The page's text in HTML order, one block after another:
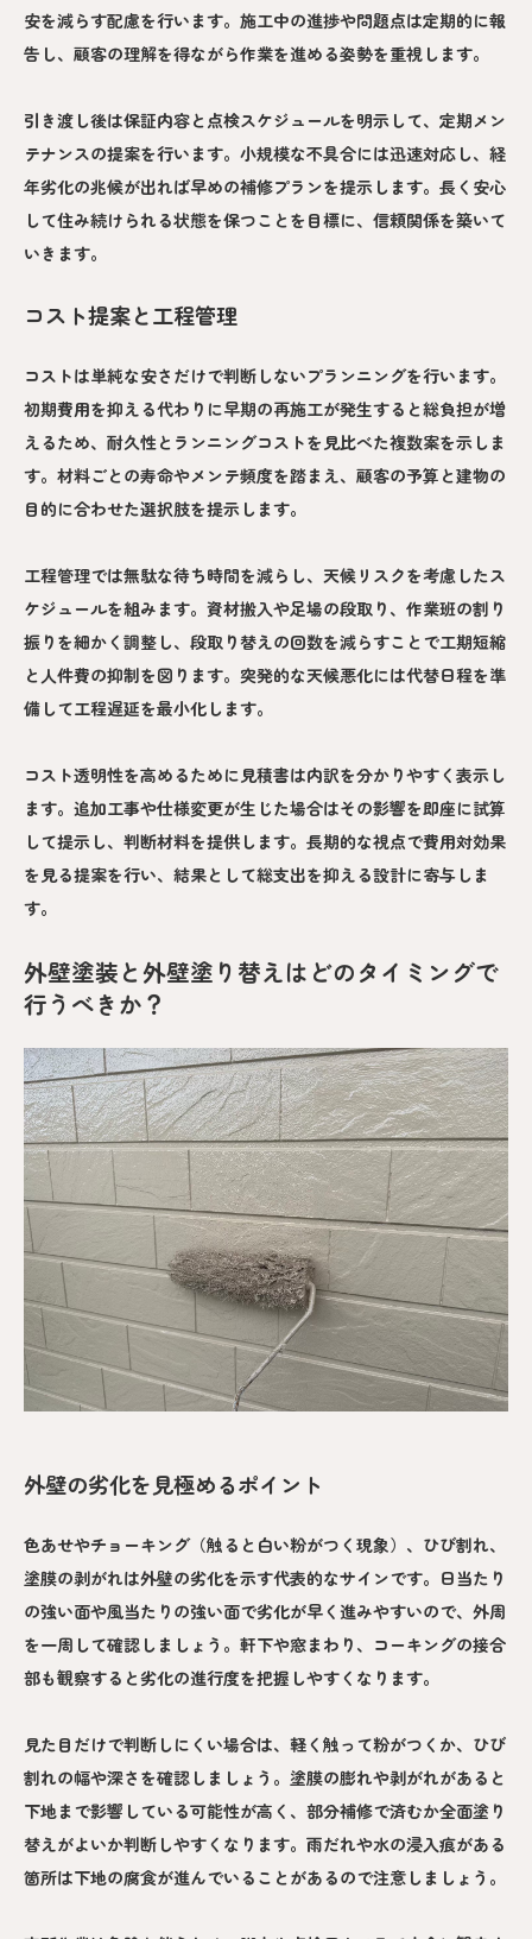
安を減らす配慮を行います。施工中の進捗や問題点は定期的に報
告し、顧客の理解を得ながら作業を進める姿勢を重視します。
引き渡し後は保証内容と点検スケジュールを明示して、定期メン
テナンスの提案を行います。小規模な不具合には迅速対応し、経
年劣化の兆候が出れば早めの補修プランを提示します。長く安心
して住み続けられる状態を保つことを目標に、信頼関係を築いて
いきます。
コスト提案と工程管理
コストは単純な安さだけで判断しないプランニングを行います。
初期費用を抑える代わりに早期の再施工が発生すると総負担が増
えるため、耐久性とランニングコストを見比べた複数案を示しま
す。材料ごとの寿命やメンテ頻度を踏まえ、顧客の予算と建物の
目的に合わせた選択肢を提示します。
工程管理では無駄な待ち時間を減らし、天候リスクを考慮したス
ケジュールを組みます。資材搬入や足場の段取り、作業班の割り
振りを細かく調整し、段取り替えの回数を減らすことで工期短縮
と人件費の抑制を図ります。突発的な天候悪化には代替日程を準
備して工程遅延を最小化します。
コスト透明性を高めるために見積書は内訳を分かりやすく表示し
ます。追加工事や仕様変更が生じた場合はその影響を即座に試算
して提示し、判断材料を提供します。長期的な視点で費用対効果
を見る提案を行い、結果として総支出を抑える設計に寄与しま
す。
外壁塗装と外壁塗り替えはどのタイミングで
行うべきか？
外壁の劣化を見極めるポイント
色あせやチョーキング（触ると白い粉がつく現象）、ひび割れ、
塗膜の剥がれは外壁の劣化を示す代表的なサインです。日当たり
の強い面や風当たりの強い面で劣化が早く進みやすいので、外周
を一周して確認しましょう。軒下や窓まわり、コーキングの接合
部も観察すると劣化の進行度を把握しやすくなります。
見た目だけで判断しにくい場合は、軽く触って粉がつくか、ひび
割れの幅や深さを確認しましょう。塗膜の膨れや剥がれがあると
下地まで影響している可能性が高く、部分補修で済むか全面塗り
替えがよいか判断しやすくなります。雨だれや水の浸入痕がある
箇所は下地の腐食が進んでいることがあるので注意しましょう。